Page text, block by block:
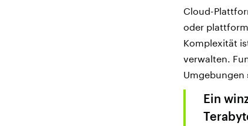
Cloud-
oder
Komplexität
verwalten.
Umgebungen
Ein